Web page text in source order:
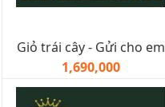
Giỏ trái cây - Gửi cho em
1,690,000